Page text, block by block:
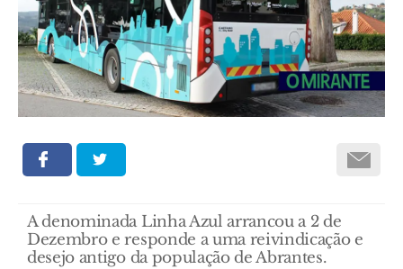
A denominada Linha Azul arrancou a 2 de
Dezembro e responde a uma reivindicação e
desejo antigo da população de Abrantes.